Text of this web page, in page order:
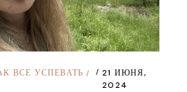
ВСЕ УСПЕВАТЬ /
21 ИЮНЯ,
2024